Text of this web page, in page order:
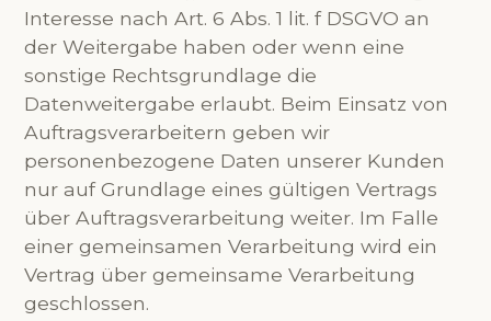
Interesse nach Art. 6 Abs. 1 lit. f DSGVO an
der Weitergabe haben oder wenn eine
sonstige Rechtsgrundlage die
Datenweitergabe erlaubt. Beim Einsatz von
Auftragsverarbeitern geben wir
personenbezogene Daten unserer Kunden
nur auf Grundlage eines gültigen Vertrags
über Auftragsverarbeitung weiter. Im Falle
einer gemeinsamen Verarbeitung wird ein
Vertrag über gemeinsame Verarbeitung
geschlossen.